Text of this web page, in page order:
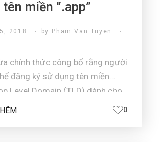
miền “.app”
2018 by Pham Van Tuyen
chính thức công bố rằng người
đăng ký sử dụng tên miền
Level Domain (TLD) dành cho
cũng như các lập trình viên ứng
0